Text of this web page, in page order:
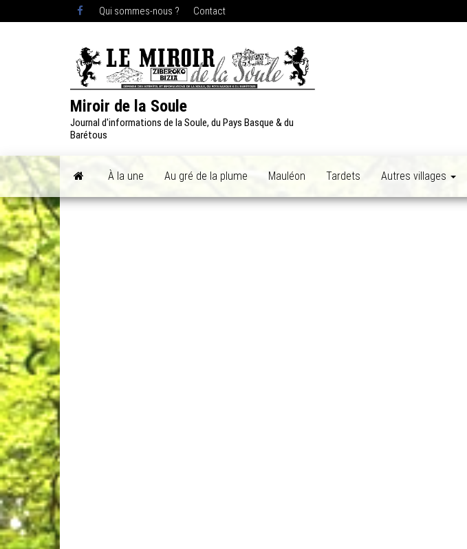
Qui sommes-nous ? Contact
Miroir de la Soule
Journal d'informations de la Soule, du Pays Basque & du
Barétous
À la une Au gré de la plume Mauléon Tardets Autres villages